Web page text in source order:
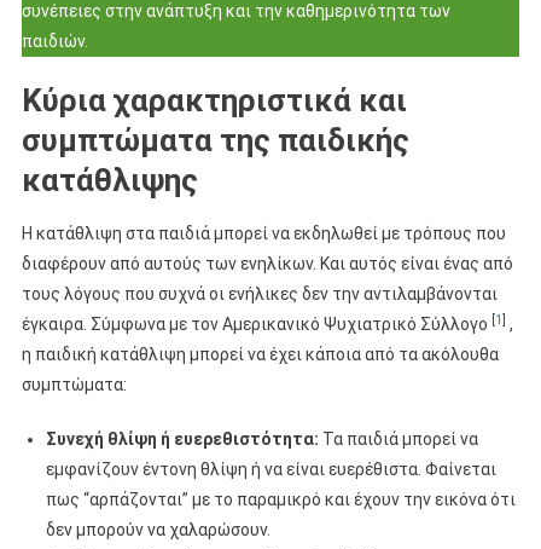
συνέπειες στην ανάπτυξη και την καθημερινότητα των
παιδιών.
Κύρια χαρακτηριστικά και
συμπτώματα της παιδικής
κατάθλιψης
Η κατάθλιψη στα παιδιά μπορεί να εκδηλωθεί με τρόπους που
διαφέρουν από αυτούς των ενηλίκων. Και αυτός είναι ένας από
τους λόγους που συχνά οι ενήλικες δεν την αντιλαμβάνονται
έγκαιρα. Σύμφωνα με τον Αμερικανικό Ψυχιατρικό Σύλλογο [1] ,
η παιδική κατάθλιψη μπορεί να έχει κάποια από τα ακόλουθα
συμπτώματα:
Συνεχή θλίψη ή ευερεθιστότητα: Τα παιδιά μπορεί να
εμφανίζουν έντονη θλίψη ή να είναι ευερέθιστα. Φαίνεται
πως “αρπάζονται” με το παραμικρό και έχουν την εικόνα ότι
δεν μπορούν να χαλαρώσουν.